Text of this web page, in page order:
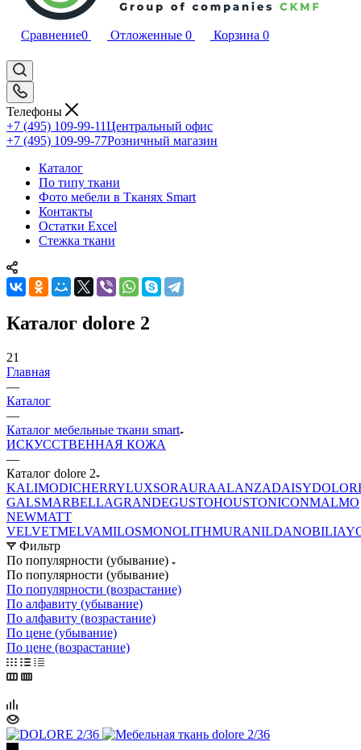
Сравнение0 Отложенные 0 Корзина 0
Телефоны
+7 (495) 109-99-11Центральный офис
+7 (495) 109-99-77Розничный магазин
Каталог
По типу ткани
Фото мебели в Тканях Smart
Контакты
Остатки Excel
Стежка ткани
Каталог dolore 2
21
Главная
—
Каталог
—
Каталог мебельные ткани smart
ИСКУССТВЕННАЯ КОЖА
—
Каталог dolore 2
KALIMODICHERRYLUXSORAURAALANZADAISY
GALSMARBELLAGRANDEGUSTOHOUSTONICONMALMO
NEWMATT
VELVETMELVAMILOSMONOLITHMURANILDANOBILIA
Фильтр
По популярности (убывание)
По популярности (убывание)
По популярности (возрастание)
По алфавиту (убывание)
По алфавиту (возрастание)
По цене (убывание)
По цене (возрастание)